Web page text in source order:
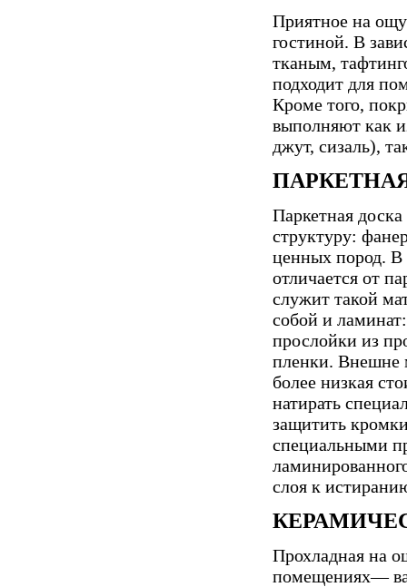
Приятное на
гостиной. В
тканым,
подходит для
Кроме того,
выполняют как
джут, сизаль),
Паркетная
структуру:
ценных пород. В
отличается от
служит такой
собой и
прослойки из
пленки. Внешне
более низкая
натирать
защитить
специальными
слоя к
Прохладная на
помещениях—